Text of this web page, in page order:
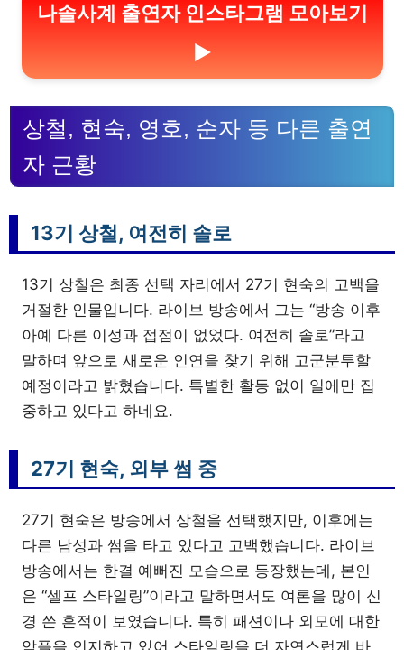
나솔사계 출연자 인스타그램 모아보기
▶
상철, 현숙, 영호, 순자 등 다른 출연
자 근황
13기 상철, 여전히 솔로
13기 상철은 최종 선택 자리에서 27기 현숙의 고백을
거절한 인물입니다. 라이브 방송에서 그는 “방송 이후
아예 다른 이성과 접점이 없었다. 여전히 솔로”라고
말하며 앞으로 새로운 인연을 찾기 위해 고군분투할
예정이라고 밝혔습니다. 특별한 활동 없이 일에만 집
중하고 있다고 하네요.
27기 현숙, 외부 썸 중
27기 현숙은 방송에서 상철을 선택했지만, 이후에는
다른 남성과 썸을 타고 있다고 고백했습니다. 라이브
방송에서는 한결 예뻐진 모습으로 등장했는데, 본인
은 “셀프 스타일링”이라고 말하면서도 여론을 많이 신
경 쓴 흔적이 보였습니다. 특히 패션이나 외모에 대한
악플을 인지하고 있어 스타일링을 더 자연스럽게 바